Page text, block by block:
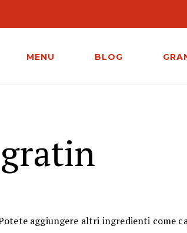
MENU BLOG
aggiungere altri ingredienti come